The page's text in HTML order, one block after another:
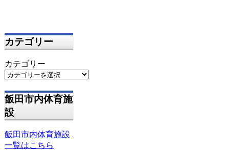
カテゴリー
カテゴリー
飯田市内体育施
設
飯田市内体育施設
一覧はこちら